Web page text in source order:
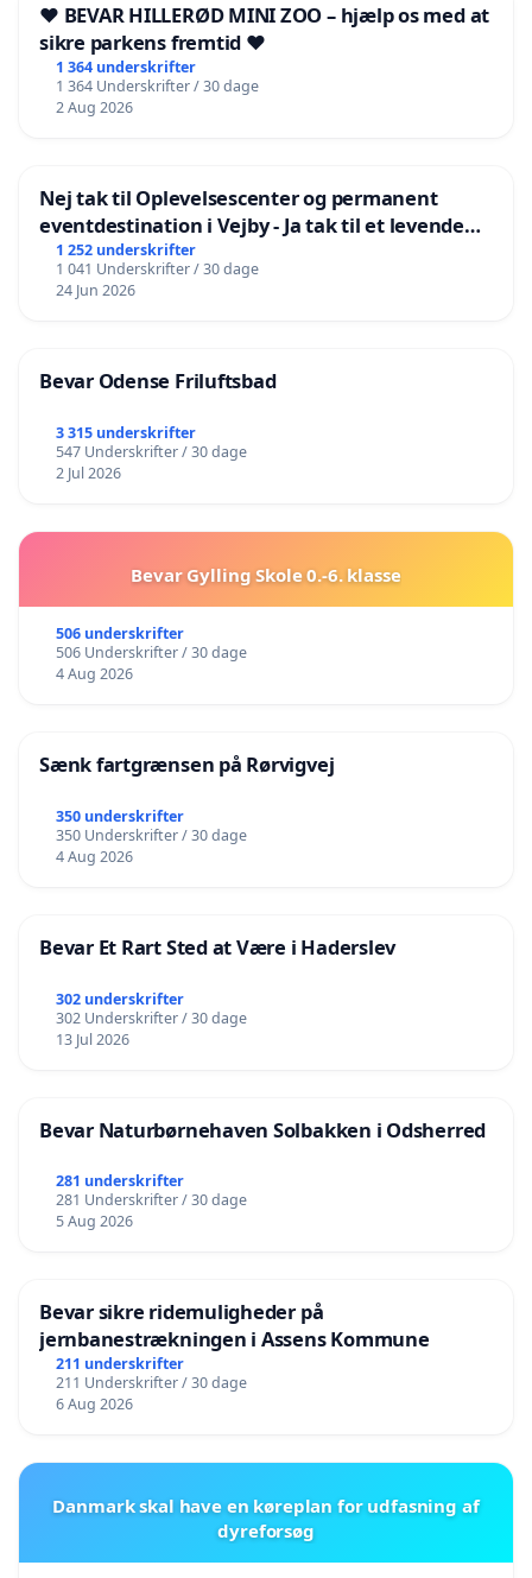
❤️ BEVAR HILLERØD MINI ZOO – hjælp os med at
sikre parkens fremtid ❤️
1 364 underskrifter
1 364 Underskrifter / 30 dage
2 Aug 2026
Nej tak til Oplevelsescenter og permanent
eventdestination i Vejby - Ja tak til et levende
lokalområde i balance
1 252 underskrifter
1 041 Underskrifter / 30 dage
24 Jun 2026
Bevar Odense Friluftsbad
3 315 underskrifter
547 Underskrifter / 30 dage
2 Jul 2026
Bevar Gylling Skole 0.-6. klasse
506 underskrifter
506 Underskrifter / 30 dage
4 Aug 2026
Sænk fartgrænsen på Rørvigvej
350 underskrifter
350 Underskrifter / 30 dage
4 Aug 2026
Bevar Et Rart Sted at Være i Haderslev
302 underskrifter
302 Underskrifter / 30 dage
13 Jul 2026
Bevar Naturbørnehaven Solbakken i Odsherred
281 underskrifter
281 Underskrifter / 30 dage
5 Aug 2026
Bevar sikre ridemuligheder på
jernbanestrækningen i Assens Kommune
211 underskrifter
211 Underskrifter / 30 dage
6 Aug 2026
Danmark skal have en køreplan for udfasning af
dyreforsøg